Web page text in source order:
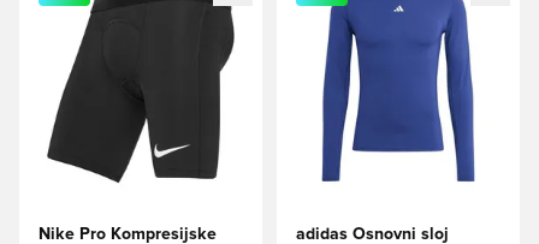
Nike Pro Kompresijske
adidas Osnovni sloj